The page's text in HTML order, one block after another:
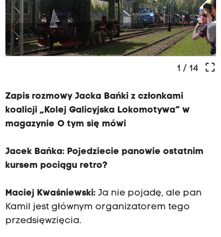
-
crop_free
1 / 14
Zapis rozmowy Jacka Bańki z członkami
koalicji „Kolej Galicyjska Lokomotywa” w
magazynie O tym się mówi
Jacek Bańka: Pojedziecie panowie ostatnim
kursem pociągu retro?
Maciej Kwaśniewski: Ja nie pojadę, ale pan
Kamil jest głównym organizatorem tego
przedsięwzięcia.